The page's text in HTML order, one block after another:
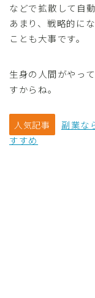
などで拡散して自
あまり、戦略的に
ことも大事です。
生身の人間がやっ
すからね。
人気記事
副業な
すすめ